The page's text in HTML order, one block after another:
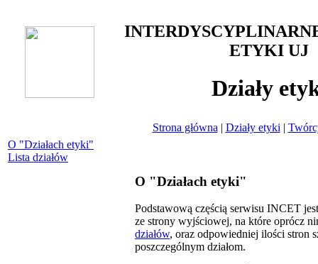
ETYKI UJ
Działy
Strona główna | Działy etyki |
O "Działach etyki"
Lista działów
O "Działach etyki"
Podstawową częścią serwisu INCET
ze strony wyjściowej, na które oprócz
działów, oraz odpowiedniej ilości stron
poszczególnym działom.